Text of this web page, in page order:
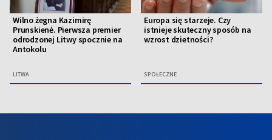
Wilno żegna Kazimirę
Prunskienė. Pierwsza premier
odrodzonej Litwy spocznie na
Antokolu
LITWA
Europa się starzeje. Czy
istnieje skuteczny sposób na
wzrost dzietności?
SPOŁECZNE